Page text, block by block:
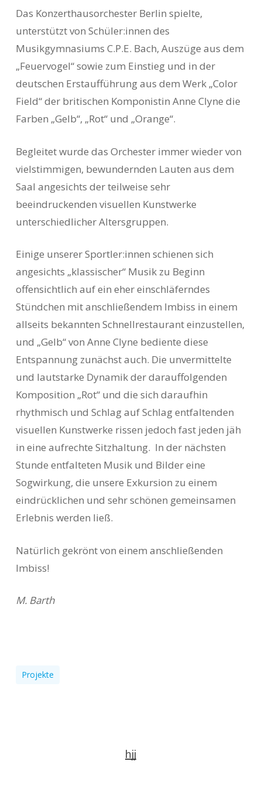
Das Konzerthausorchester Berlin spielte,
unterstützt von Schüler:innen des
Musikgymnasiums C.P.E. Bach, Auszüge aus dem
„Feuervogel“ sowie zum Einstieg und in der
deutschen Erstaufführung aus dem Werk „Color
Field“ der britischen Komponistin Anne Clyne die
Farben „Gelb“, „Rot“ und „Orange“.
Begleitet wurde das Orchester immer wieder von
vielstimmigen, bewundernden Lauten aus dem
Saal angesichts der teilweise sehr
beeindruckenden visuellen Kunstwerke
unterschiedlicher Altersgruppen.
Einige unserer Sportler:innen schienen sich
angesichts „klassischer“ Musik zu Beginn
offensichtlich auf ein eher einschläferndes
Stündchen mit anschließendem Imbiss in einem
allseits bekannten Schnellrestaurant einzustellen,
und „Gelb“ von Anne Clyne bediente diese
Entspannung zunächst auch. Die unvermittelte
und lautstarke Dynamik der darauffolgenden
Komposition „Rot“ und die sich daraufhin
rhythmisch und Schlag auf Schlag entfaltenden
visuellen Kunstwerke rissen jedoch fast jeden jäh
in eine aufrechte Sitzhaltung. In der nächsten
Stunde entfalteten Musik und Bilder eine
Sogwirkung, die unsere Exkursion zu einem
eindrücklichen und sehr schönen gemeinsamen
Erlebnis werden ließ.
Natürlich gekrönt von einem anschließenden
Imbiss!
M. Barth
Projekte
hjj